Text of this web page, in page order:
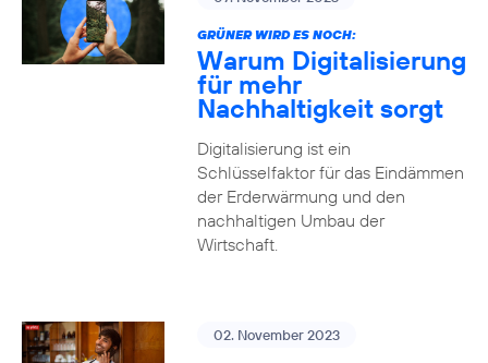
GRÜNER WIRD ES NOCH:
Warum Digitalisierung
für mehr
Nachhaltigkeit sorgt
Digitalisierung ist ein
Schlüsselfaktor für das Eindämmen
der Erderwärmung und den
nachhaltigen Umbau der
Wirtschaft.
02. November 2023